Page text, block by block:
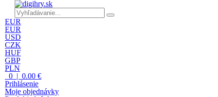
EUR
EUR
USD
CZK
HUF
GBP
PLN
0 | 0.00 €
Prihlásenie
Moje objednávky